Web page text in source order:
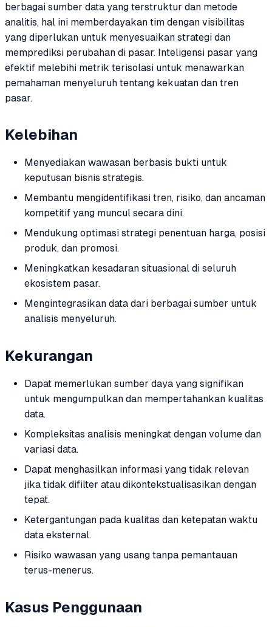
berbagai sumber data yang terstruktur dan metode
analitis, hal ini memberdayakan tim dengan visibilitas
yang diperlukan untuk menyesuaikan strategi dan
memprediksi perubahan di pasar. Inteligensi pasar yang
efektif melebihi metrik terisolasi untuk menawarkan
pemahaman menyeluruh tentang kekuatan dan tren
pasar.
Kelebihan
Menyediakan wawasan berbasis bukti untuk
keputusan bisnis strategis.
Membantu mengidentifikasi tren, risiko, dan ancaman
kompetitif yang muncul secara dini.
Mendukung optimasi strategi penentuan harga, posisi
produk, dan promosi.
Meningkatkan kesadaran situasional di seluruh
ekosistem pasar.
Mengintegrasikan data dari berbagai sumber untuk
analisis menyeluruh.
Kekurangan
Dapat memerlukan sumber daya yang signifikan
untuk mengumpulkan dan mempertahankan kualitas
data.
Kompleksitas analisis meningkat dengan volume dan
variasi data.
Dapat menghasilkan informasi yang tidak relevan
jika tidak difilter atau dikontekstualisasikan dengan
tepat.
Ketergantungan pada kualitas dan ketepatan waktu
data eksternal.
Risiko wawasan yang usang tanpa pemantauan
terus-menerus.
Kasus Penggunaan